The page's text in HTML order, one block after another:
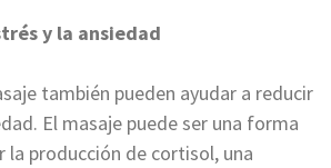
y la ansiedad
también pueden ayudar a reducir
El masaje puede ser una forma
la producción de cortisol, una